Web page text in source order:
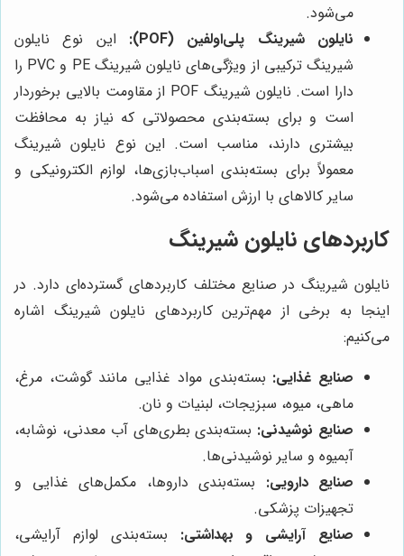
می‌شود.
نایلون شیرینگ پلی‌اولفین (POF):
این نوع نایلون
شیرینگ ترکیبی از ویژگی‌های نایلون شیرینگ PE و PVC را
دارا است. نایلون شیرینگ POF از مقاومت بالایی برخوردار
است و برای بسته‌بندی محصولاتی که نیاز به محافظت
بیشتری دارند، مناسب است. این نوع نایلون شیرینگ
معمولاً برای بسته‌بندی اسباب‌بازی‌ها، لوازم الکترونیکی و
سایر کالاهای با ارزش استفاده می‌شود.
کاربردهای نایلون شیرینگ
نایلون شیرینگ در صنایع مختلف کاربردهای گسترده‌ای دارد. در
اینجا به برخی از مهم‌ترین کاربردهای نایلون شیرینگ اشاره
می‌کنیم:
صنایع غذایی: بسته‌بندی مواد غذایی مانند گوشت، مرغ،
ماهی، میوه، سبزیجات، لبنیات و نان.
صنایع نوشیدنی: بسته‌بندی بطری‌های آب معدنی، نوشابه،
آبمیوه و سایر نوشیدنی‌ها.
صنایع دارویی: بسته‌بندی داروها، مکمل‌های غذایی و
تجهیزات پزشکی.
صنایع آرایشی و بهداشتی: بسته‌بندی لوازم آرایشی،